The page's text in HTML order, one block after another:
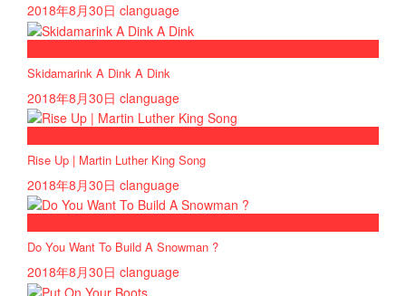
2018年8月30日 clanguage
Skidamarink A Dink A Dink
2018年8月30日 clanguage
Rise Up | Martin Luther King Song
2018年8月30日 clanguage
Do You Want To Build A Snowman ?
2018年8月30日 clanguage